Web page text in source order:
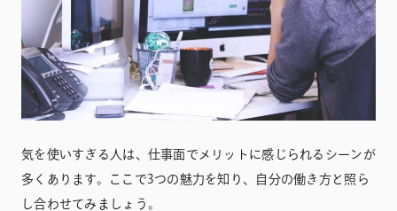
気を使いすぎる人は、仕事面でメリットに感じられるシーンが
多くあります。ここで3つの魅力を知り、自分の働き方と照ら
し合わせてみましょう。